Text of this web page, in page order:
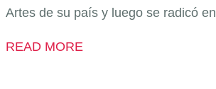
Artes de su país y luego se radicó en
READ MORE